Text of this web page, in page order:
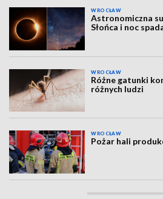
WROCŁAW
Astronomiczna
Słońca i noc
WROCŁAW
Różne gatunki
różnych ludzi
WROCŁAW
Pożar hali